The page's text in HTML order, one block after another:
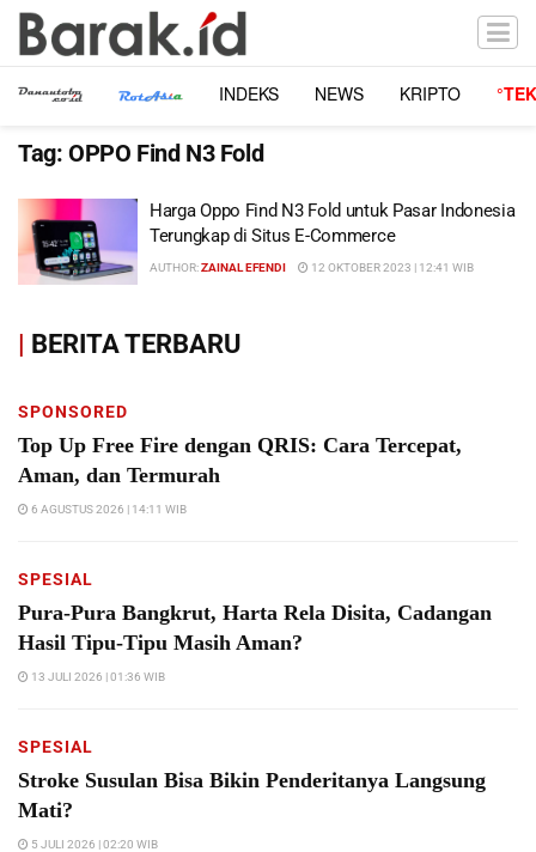
INDEKS NEWS KRIPTO
Tag: OPPO Find N3 Fold
Harga Oppo Find N3 Fold untuk Pasar Indonesia
Terungkap di Situs E-Commerce
AUTHOR:ZAINAL EFENDI 12 OKTOBER 2023 | 12:41 WIB
| BERITA TERBARU
SPONSORED
Top Up Free Fire dengan QRIS: Cara Tercepat,
Aman, dan Termurah
6 AGUSTUS 2026 | 14:11 WIB
SPESIAL
Pura-Pura Bangkrut, Harta Rela Disita, Cadangan
Hasil Tipu-Tipu Masih Aman?
13 JULI 2026 | 01:36 WIB
SPESIAL
Stroke Susulan Bisa Bikin Penderitanya Langsung
Mati?
5 JULI 2026 | 02:20 WIB